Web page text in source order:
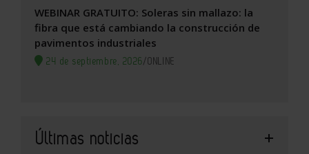
WEBINAR GRATUITO: Soleras sin mallazo: la
fibra que está cambiando la construcción de
pavimentos industriales
24 de septiembre, 2026/ONLINE
Últimas noticias